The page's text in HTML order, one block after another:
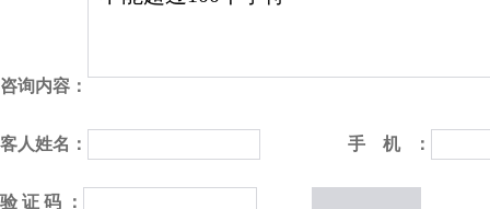
咨询内容：
客人姓名： 手 机 ：
验 证 码 ：